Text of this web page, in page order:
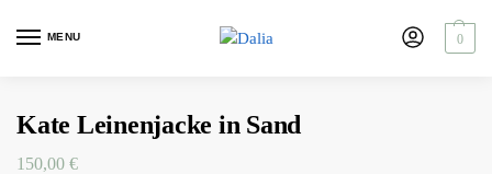
MENU 0
Kate Leinenjacke in Sand
150,00 €